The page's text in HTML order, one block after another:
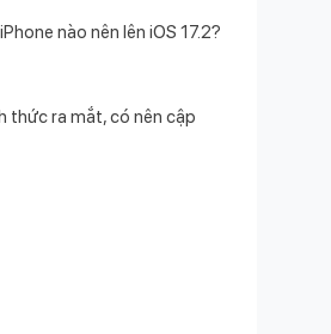
nào nên lên iOS 17.2?
thức ra mắt, có nên cập